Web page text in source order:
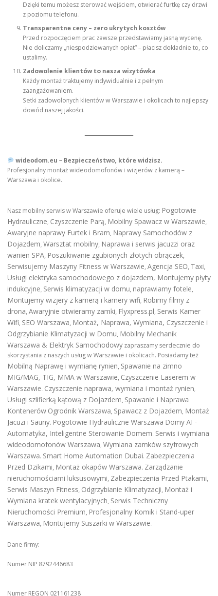
Dzięki temu możesz sterować wejściem, otwierać furtkę czy drzwi
z poziomu telefonu.
Transparentne ceny – zero ukrytych kosztów
Przed rozpoczęciem prac zawsze przedstawiamy jasną wycenę.
Nie doliczamy „niespodziewanych opłat” – płacisz dokładnie to, co
ustalimy.
Zadowolenie klientów to nasza wizytówka
Każdy montaż traktujemy indywidualnie i z pełnym
zaangażowaniem.
Setki zadowolonych klientów w Warszawie i okolicach to najlepszy
dowód naszej jakości.
wideodom.eu – Bezpieczeństwo, które widzisz.
Profesjonalny montaż wideodomofonów i wizjerów z kamerą –
Warszawa i okolice.
Nasz mobilny serwis w Warszawie oferuje wiele usług: Pogotowie
Hydrauliczne, Czyszczenie Parą, Mobilny Spawacz w Warszawie,
Awaryjne naprawy Furtek i Bram, Naprawy Samochodów z
Dojazdem, Warsztat mobilny, Naprawa i serwis jacuzzi oraz
wanien SPA, Poszukiwanie zgubionych złotych obrączek,
Serwisujemy Maszyny Fitness w Warszawie, Agencja SEO, Taxi,
Usługi elektryka samochodowego z dojazdem, Montujemy płyty
indukcyjne, Serwis klimatyzacji w domu, naprawiamy fotele,
Montujemy wizjery z kamerą i kamery wifi, Robimy filmy z
drona, Awaryjnie otwieramy zamki, Flyxpress.pl, Serwis Kamer
Wifi, SEO Warszawa, Montaż, Naprawa, Wymiana, Czyszczenie i
Odgrzybianie Klimatyzacji w Domu, Mobilny Mechanik
Warszawa & Elektryk Samochodowy zapraszamy serdecznie do
skorzystania z naszych usług w Warszawie i okolicach. Posiadamy też
Mobilną Naprawę i wymianę rynien, Spawanie na zimno
MIG/MAG, TIG, MMA w Warszawie, Czyszczenie Laserem w
Warszawie. Czyszczenie naprawa, wymiana i montaż rynien,
Usługi szlifierką kątową z Dojazdem, Spawanie i Naprawa
Kontenerów Ogrodnik Warszawa, Spawacz z Dojazdem, Montaż
Jacuzi i Sauny. Pogotowie Hydrauliczne Warszawa Domy AI -
Automatyka, Inteligentne Sterowanie Domem. Serwis i wymiana
wideodomofonów Warszawa, Wymiana zamków szyfrowych
Warszawa. Smart Home Automation Dubai. Zabezpieczenia
Przed Dzikami, Montaż okapów Warszawa. Zarządzanie
nieruchomościami luksusowymi, Zabezpieczenia Przed Ptakami,
Serwis Maszyn Fitness, Odgrzybianie Klimatyzacji, Montaż i
Wymiana kratek wentylacyjnych, Serwis Techniczny
Nieruchomości Premium, Profesjonalny Komik i Stand-uper
Warszawa, Montujemy Suszarki w Warszawie.
Dane firmy:
Numer NIP 8792446683
Numer REGON 021161238